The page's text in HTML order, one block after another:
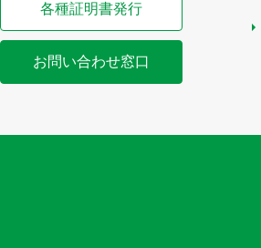
各種証明書発行
お問い合わせ窓口